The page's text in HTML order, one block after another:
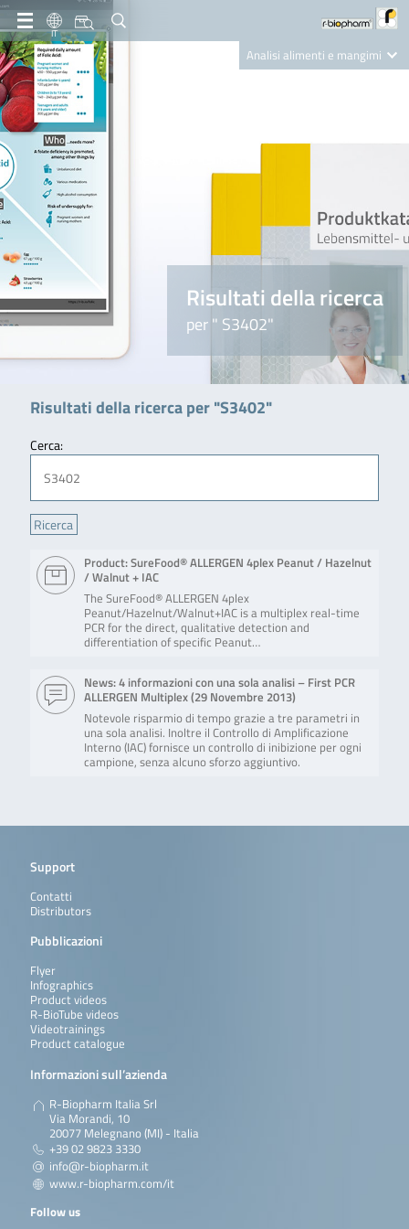
IT
Analisi alimenti e mangimi
Nutrition Care
Risultati della ricerca
per " S3402"
Risultati della ricerca per "S3402"
Cerca:
Product: SureFood® ALLERGEN 4plex Peanut / Hazelnut
/ Walnut + IAC
The SureFood® ALLERGEN 4plex
Peanut/Hazelnut/Walnut+IAC is a multiplex real-time
PCR for the direct, qualitative detection and
differentiation of specific Peanut…
News: 4 informazioni con una sola analisi – First PCR
ALLERGEN Multiplex (29 Novembre 2013)
Notevole risparmio di tempo grazie a tre parametri in
una sola analisi. Inoltre il Controllo di Amplificazione
Interno (IAC) fornisce un controllo di inibizione per ogni
campione, senza alcuno sforzo aggiuntivo.
Support
Contatti
Distributors
Pubblicazioni
Flyer
Infographics
Product videos
R-BioTube videos
Videotrainings
Product catalogue
Informazioni sull’azienda
R-Biopharm Italia Srl
Via Morandi, 10
20077 Melegnano (MI) - Italia
+39 02 9823 3330
info@r-biopharm.it
www.r-biopharm.com/it
Follow us